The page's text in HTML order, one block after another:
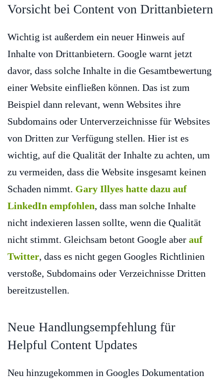
Vorsicht bei Content von Drittanbietern
Wichtig ist außerdem ein neuer Hinweis auf
Inhalte von Drittanbietern. Google warnt jetzt
davor, dass solche Inhalte in die Gesamtbewertung
einer Website einfließen können. Das ist zum
Beispiel dann relevant, wenn Websites ihre
Subdomains oder Unterverzeichnisse für Websites
von Dritten zur Verfügung stellen. Hier ist es
wichtig, auf die Qualität der Inhalte zu achten, um
zu vermeiden, dass die Website insgesamt keinen
Schaden nimmt. Gary Illyes hatte dazu auf
LinkedIn empfohlen, dass man solche Inhalte
nicht indexieren lassen sollte, wenn die Qualität
nicht stimmt. Gleichsam betont Google aber auf
Twitter, dass es nicht gegen Googles Richtlinien
verstoße, Subdomains oder Verzeichnisse Dritten
bereitzustellen.
Neue Handlungsempfehlung für
Helpful Content Updates
Neu hinzugekommen in Googles Dokumentation